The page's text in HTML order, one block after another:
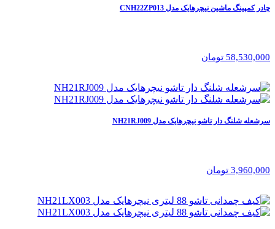
چادر کمپینگ ماشین نیچرهایک مدل CNH22ZP013
58,530,000 تومان
سرشعله شلنگ دار تاشو نیچرهایک مدل NH21RJ009
3,960,000 تومان